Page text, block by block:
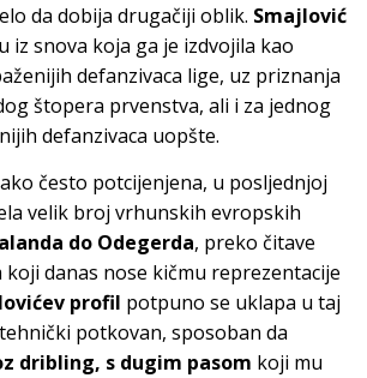
da dobija drugačiji oblik. Smajlović
iz snova koja ga je izdvojila kao
defanzivaca lige, uz priznanja
štopera prvenstva, ali i za jednog
defanzivaca uopšte.
često potcijenjena, u posljednjoj
velik broj vrhunskih evropskih
do Odegerda, preko čitave
koji danas nose kičmu reprezentacije
profil potpuno se uklapa u taj
potkovan, sposoban da
dribling, s dugim pasom koji mu